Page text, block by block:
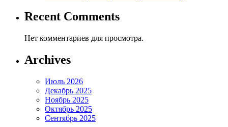
Recent Comments
Нет комментариев для просмотра.
Archives
Июль 2026
Декабрь 2025
Ноябрь 2025
Октябрь 2025
Сентябрь 2025